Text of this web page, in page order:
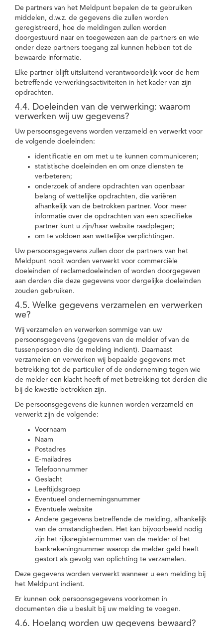
De partners van het Meldpunt bepalen de te gebruiken
middelen, d.w.z. de gegevens die zullen worden
geregistreerd, hoe de meldingen zullen worden
doorgestuurd naar en toegewezen aan de partners en wie
onder deze partners toegang zal kunnen hebben tot de
bewaarde informatie.
Elke partner blijft uitsluitend verantwoordelijk voor de hem
betreffende verwerkingsactiviteiten in het kader van zijn
opdrachten.
4.4. Doeleinden van de verwerking: waarom
verwerken wij uw gegevens?
Uw persoonsgegevens worden verzameld en verwerkt voor
de volgende doeleinden:
identificatie en om met u te kunnen communiceren;
statistische doeleinden en om onze diensten te
verbeteren;
onderzoek of andere opdrachten van openbaar
belang of wettelijke opdrachten, die variëren
afhankelijk van de betrokken partner. Voor meer
informatie over de opdrachten van een specifieke
partner kunt u zijn/haar website raadplegen;
om te voldoen aan wettelijke verplichtingen.
Uw persoonsgegevens zullen door de partners van het
Meldpunt nooit worden verwerkt voor commerciële
doeleinden of reclamedoeleinden of worden doorgegeven
aan derden die deze gegevens voor dergelijke doeleinden
zouden gebruiken.
4.5. Welke gegevens verzamelen en verwerken
we?
Wij verzamelen en verwerken sommige van uw
persoonsgegevens (gegevens van de melder of van de
tussenpersoon die de melding indient). Daarnaast
verzamelen en verwerken wij bepaalde gegevens met
betrekking tot de particulier of de onderneming tegen wie
de melder een klacht heeft of met betrekking tot derden die
bij de kwestie betrokken zijn.
De persoonsgegevens die kunnen worden verzameld en
verwerkt zijn de volgende:
Voornaam
Naam
Postadres
E-mailadres
Telefoonnummer
Geslacht
Leeftijdsgroep
Eventueel ondernemingsnummer
Eventuele website
Andere gegevens betreffende de melding, afhankelijk
van de omstandigheden. Het kan bijvoorbeeld nodig
zijn het rijksregisternummer van de melder of het
bankrekeningnummer waarop de melder geld heeft
gestort als gevolg van oplichting te verzamelen.
Deze gegevens worden verwerkt wanneer u een melding bij
het Meldpunt indient.
Er kunnen ook persoonsgegevens voorkomen in
documenten die u besluit bij uw melding te voegen.
4.6. Hoelang worden uw gegevens bewaard?